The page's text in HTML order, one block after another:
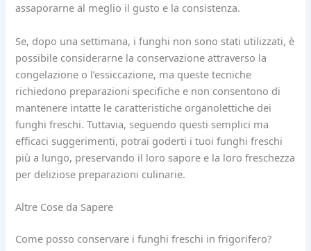
assaporarne al meglio il gusto e la consistenza.
Se, dopo una settimana, i funghi non sono stati utilizzati, è
possibile considerarne la conservazione attraverso la
congelazione o l’essiccazione, ma queste tecniche
richiedono preparazioni specifiche e non consentono di
mantenere intatte le caratteristiche organolettiche dei
funghi freschi. Tuttavia, seguendo questi semplici ma
efficaci suggerimenti, potrai goderti i tuoi funghi freschi
più a lungo, preservando il loro sapore e la loro freschezza
per deliziose preparazioni culinarie.
Altre Cose da Sapere
Come posso conservare i funghi freschi in frigorifero?